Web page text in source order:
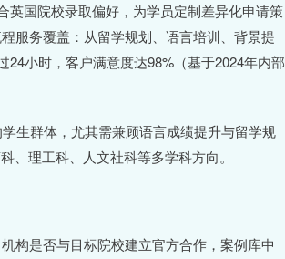
英国院校录取偏好，为学员定制差异化申请策
服务覆盖：从留学规划、语言培训、背景提
24小时，客户满意度达98%（基于2024年内部
生群体，尤其需兼顾语言成绩提升与留学规
理工科、人文社科等多学科方向。
构是否与目标院校建立官方合作，案例库中